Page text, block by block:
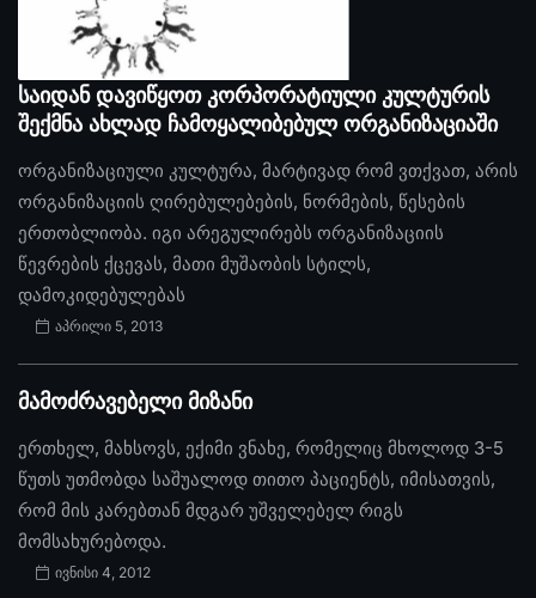
საიდან დავიწყოთ კორპორატიული კულტურის
შექმნა ახლად ჩამოყალიბებულ ორგანიზაციაში
ორგანიზაციული კულტურა, მარტივად რომ ვთქვათ, არის
ორგანიზაციის ღირებულებების, ნორმების, წესების
ერთობლიობა. იგი არეგულირებს ორგანიზაციის
წევრების ქცევას, მათი მუშაობის სტილს,
დამოკიდებულებას
აპრილი 5, 2013
მამოძრავებელი მიზანი
ერთხელ, მახსოვს, ექიმი ვნახე, რომელიც მხოლოდ 3-5
წუთს უთმობდა საშუალოდ თითო პაციენტს, იმისათვის,
რომ მის კარებთან მდგარ უშველებელ რიგს
მომსახურებოდა.
ივნისი 4, 2012